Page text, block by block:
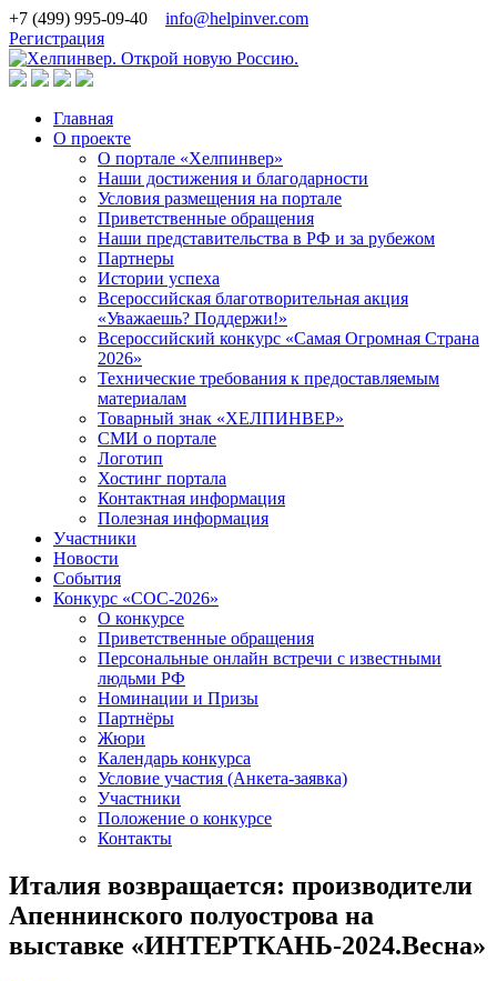
+7 (499) 995-09-40
info@helpinver.com
Регистрация
Главная
О проекте
О портале «Хелпинвер»
Наши достижения и благодарности
Условия размещения на портале
Приветственные обращения
Наши представительства в РФ и за рубежом
Партнеры
Истории успеха
Всероссийская благотворительная акция
«Уважаешь? Поддержи!»
Всероссийский конкурс «Самая Огромная Страна
2026»
Технические требования к предоставляемым
материалам
Товарный знак «ХЕЛПИНВЕР»
СМИ о портале
Логотип
Хостинг портала
Контактная информация
Полезная информация
Участники
Новости
События
Конкурс «СОС-2026»
О конкурсе
Приветственные обращения
Персональные онлайн встречи с известными
людьми РФ
Номинации и Призы
Партнёры
Жюри
Календарь конкурса
Условие участия (Анкета-заявка)
Участники
Положение о конкурсе
Контакты
Италия возвращается: производители
Апеннинского полуострова на
выставке «ИНТЕРТКАНЬ-2024.Весна»